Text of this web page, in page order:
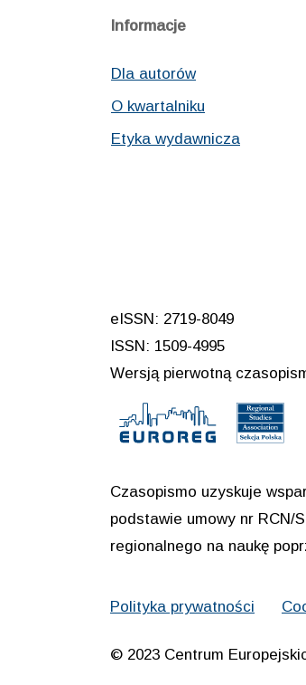
Informacje
Dla autorów
O kwartalniku
Etyka wydawnicza
eISSN: 2719-8049
ISSN: 1509-4995
Wersją pierwotną
Czasopismo uzyskuje
podstawie umowy nr RCN/
regionalnego na naukę
Polityka prywatności
© 2023 Centrum